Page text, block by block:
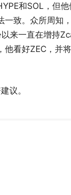
和SOL，但
一致。众所周知
来一直在增持
他看好ZEC，并
议。